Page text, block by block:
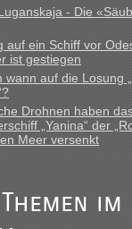
Zumindest ist es
und Dokumente •
beim Zoll
Briefchen
wenn die
- Die
auf ein Schiff vor
ist gestiegen
wann auf die Losung
Drohnen haben
„Yanina“ der
Meer versenkt
im